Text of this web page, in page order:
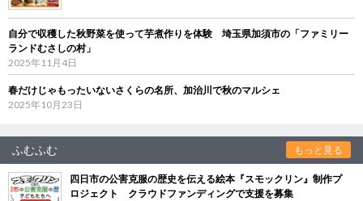
自分で収穫した秋野菜を使って芋煮作りを体験 埼玉県加須市の「ファミリー
ランドむさしの村」
2025年11月4日
春だけじゃもったいないさくらの名所、加治川で秋のマルシェ
2025年10月23日
ふむふむ もっと見る
四日市の公害克服の歴史を伝える絵本『スモックリン』制作プ
ロジェクト クラウドファンディングで支援を募集